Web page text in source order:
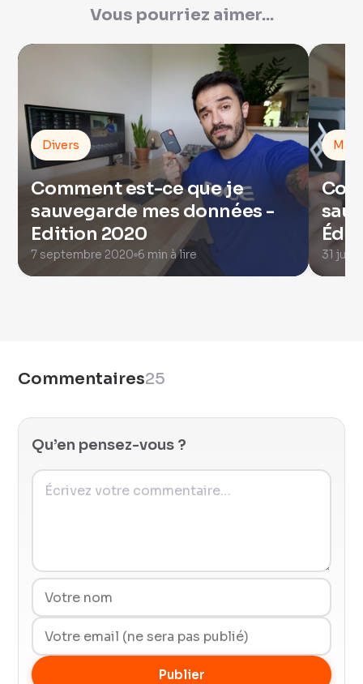
Vous pourriez aimer...
Divers
Comment est-ce que je
sauvegarde mes données -
Edition 2020
7 septembre 2020 6 min à lire
Mac
31
Commentaires25
Qu’en pensez-vous ?
Publier